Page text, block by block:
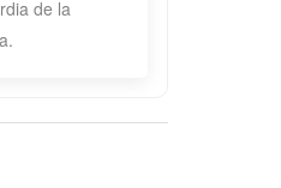
de la